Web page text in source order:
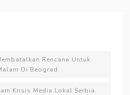
Rencana Untuk
Di Beograd
Krisis Media Lokal Serbia.